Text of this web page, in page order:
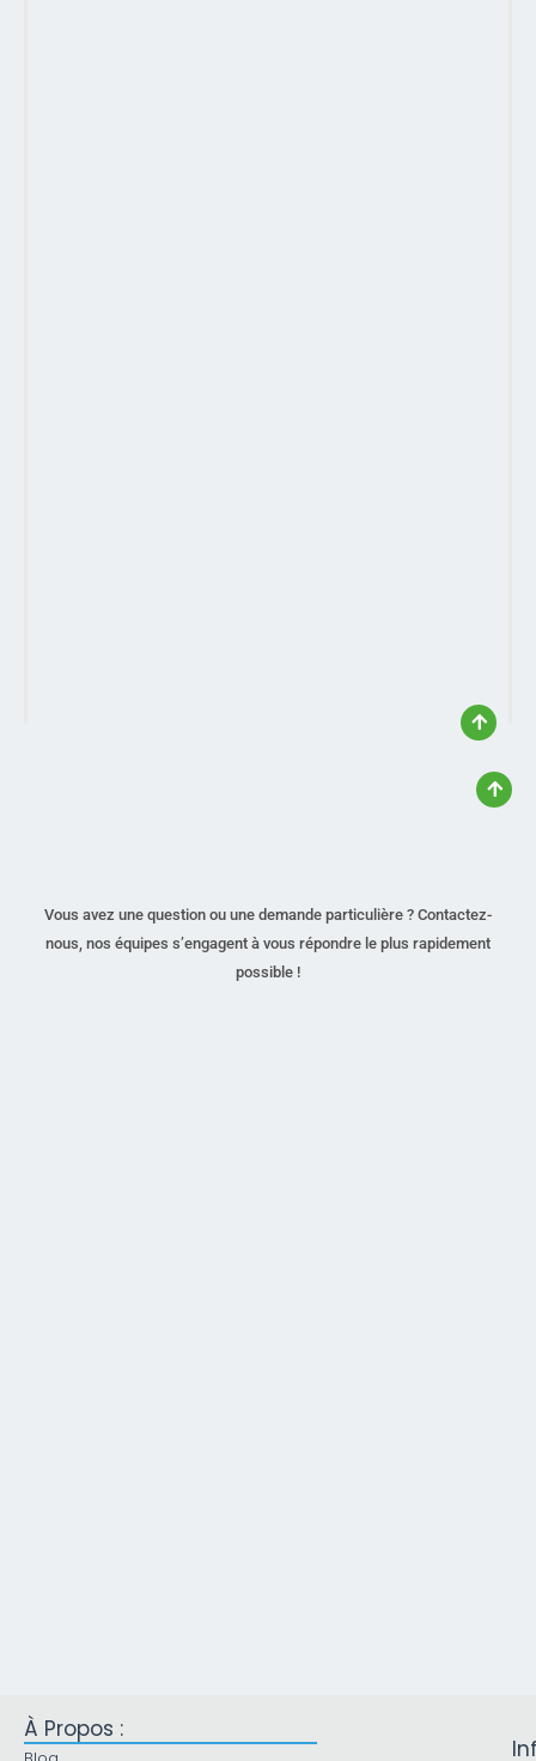
Vous avez une question ou une demande particulière ? Contactez-
nous, nos équipes s’engagent à vous répondre le plus rapidement
possible !
À Propos :